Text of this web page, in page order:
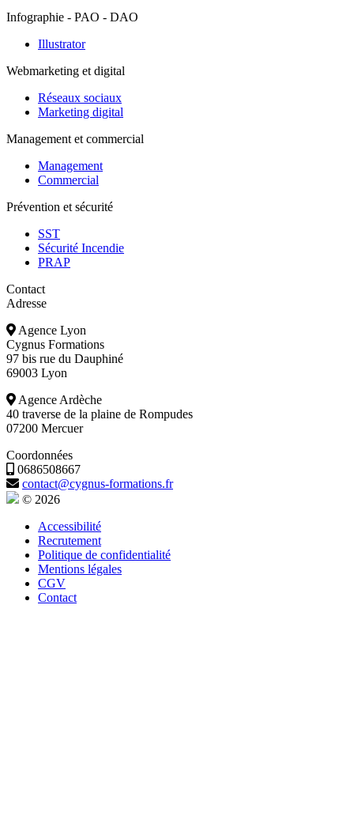
Infographie - PAO - DAO
Illustrator
Webmarketing et digital
Réseaux sociaux
Marketing digital
Management et commercial
Management
Commercial
Prévention et sécurité
SST
Sécurité Incendie
PRAP
Contact
Adresse
Agence Lyon
Cygnus Formations
97 bis rue du Dauphiné
69003 Lyon
Agence Ardèche
40 traverse de la plaine de Rompudes
07200 Mercuer
Coordonnées
0686508667
contact@cygnus-formations.fr
© 2026
Accessibilité
Recrutement
Politique de confidentialité
Mentions légales
CGV
Contact